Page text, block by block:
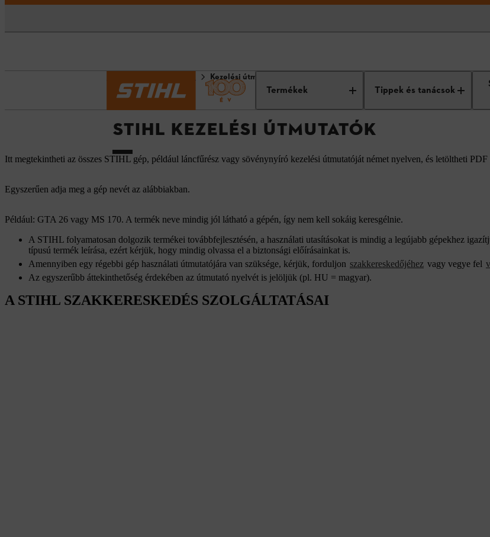
Termékek Tippek és tanácsok
Információk Kezelési útmutatók
STIHL KEZELÉSI ÚTMUTATÓK
Itt megtekintheti az összes STIHL gép, például láncfűrész vagy sövénynyíró kezelési útmutatóját német nyelven, és letöltheti PDF
Egyszerűen adja meg a gép nevét az alábbiakban.
Például: GTA 26 vagy MS 170. A termék neve mindig jól látható a gépén, így nem kell sokáig keresgélnie.
A STIHL folyamatosan dolgozik termékei továbbfejlesztésén, a használati utasításokat is mindig a legújabb gépekhez
típusú termék leírása, ezért kérjük, hogy mindig olvassa el a biztonsági előírásainkat is.
Amennyiben egy régebbi gép használati útmutatójára van szüksége, kérjük, forduljon szakkereskedőjéhez vagy vegye fel
Az egyszerűbb áttekinthetőség érdekében az útmutató nyelvét is jelöljük (pl. HU = magyar).
A STIHL SZAKKERESKEDÉS SZOLGÁLTATÁSAI